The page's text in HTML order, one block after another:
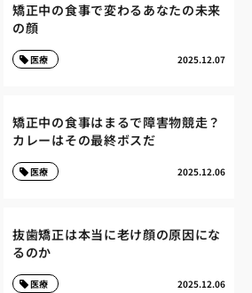
矯正中の食事で変わるあなたの未来
の顔
2025.12.07
医療
矯正中の食事はまるで障害物競走？
カレーはその最終ボスだ
2025.12.06
医療
抜歯矯正は本当に老け顔の原因にな
るのか
2025.12.06
医療